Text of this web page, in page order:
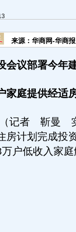
来源：华商网-华商报
议部署今年
庭提供经适
者 靳曼 实
房计划完成投
户低收入家